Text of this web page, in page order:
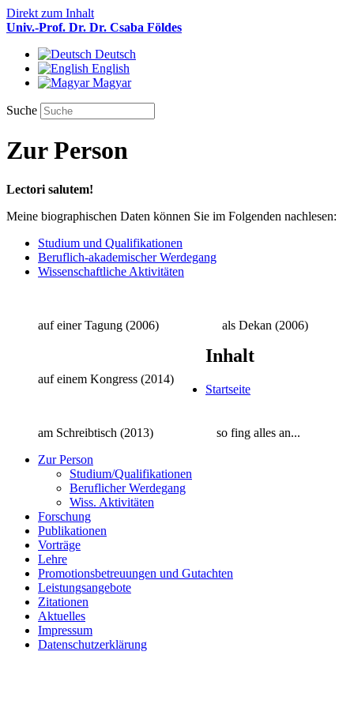
Direkt zum Inhalt
Univ.-Prof. Dr. Dr. Csaba Földes
Deutsch
English
Magyar
Suche
Zur Person
Lectori salutem!
Meine biographischen Daten können Sie im Folgenden nachlesen:
Studium und Qualifikationen
Beruflich-akademischer Werdegang
Wissenschaftliche Aktivitäten
auf einer Tagung (2006) als Dekan (2006)
auf einem Kongress (2014)
am Schreibtisch (2013) so fing alles an...
Inhalt
Startseite
Zur Person
Studium/Qualifikationen
Beruflicher Werdegang
Wiss. Aktivitäten
Forschung
Publikationen
Vorträge
Lehre
Promotionsbetreuungen und Gutachten
Leistungsangebote
Zitationen
Aktuelles
Impressum
Datenschutzerklärung